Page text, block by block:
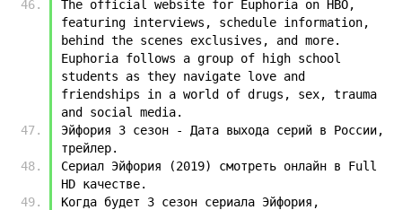
The official website for Euphoria on HBO,
featuring interviews, schedule information,
behind the scenes exclusives, and more.
Euphoria follows a group of high school
students as they navigate love and
friendships in a world of drugs, sex, trauma
and social media.
Эйфория 3 сезон - Дата выхода серий в России,
трейлер.
Сериал Эйфория (2019) смотреть онлайн в Full
HD качестве.
Когда будет 3 сезон сериала Эйфория,